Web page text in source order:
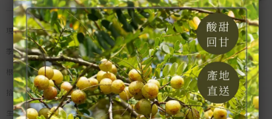
現貨專區
季節水果
根莖蔬菜
拾間米食
生鮮漁產